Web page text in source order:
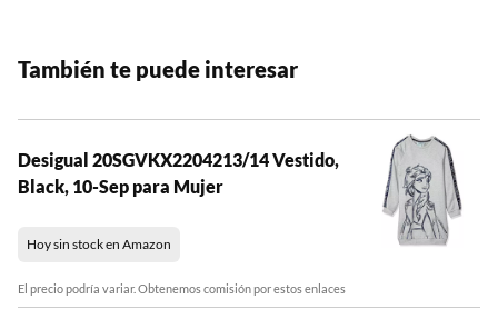
También te puede interesar
Desigual 20SGVKX2204213/14 Vestido,
Black, 10-Sep para Mujer
Hoy sin stock en Amazon
El precio podría variar. Obtenemos comisión por estos enlaces